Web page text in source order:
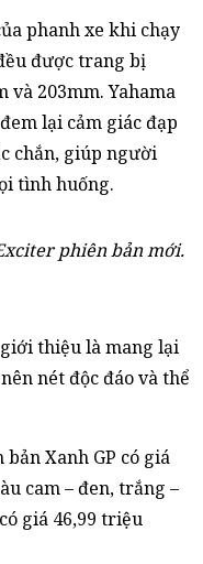
phanh xe khi chạy
được trang bị
203mm. Yahama
lại cảm giác đạp
chắn, giúp người
tình huống.
phiên bản mới.
thiệu là mang lại
nét độc đáo và thể
Xanh GP có giá
cam – đen, trắng –
giá 46,99 triệu